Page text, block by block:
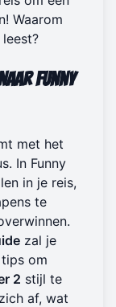
Waarom
Funny
met het
In Funny
in je reis,
te
zal je
om
2 stijl te
af, wat